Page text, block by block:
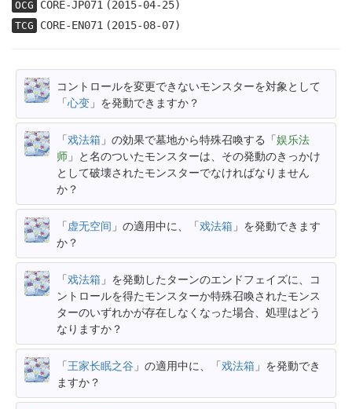
OCG CORE-JP071(2015-04-25)
TCG CORE-EN071(2015-08-07)
コントロールを変更できないモンスターを対象として
「心变 」を発動できますか？
「戏法箱 」の効果で墓地から特殊召喚する「娱乐法
师 」と名のついたモンスターは、その発動のきっかけ
として破壊されたモンスターでなければなりません
か？
「虚无空间 」の適用中に、「戏法箱 」を発動できます
か？
「戏法箱 」を発動したターンのエンドフェイズに、コ
ントロールを得たモンスターか特殊召喚されたモンス
ターのいずれかが存在しなくなった場合、処理はどう
なりますか？
「王家长眠之谷 」の適用中に、「戏法箱 」を発動でき
ますか？